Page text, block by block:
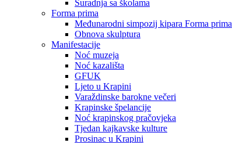
Suradnja sa školama
Forma prima
Međunarodni simpozij kipara Forma prima
Obnova skulptura
Manifestacije
Noć muzeja
Noć kazališta
GFUK
Ljeto u Krapini
Varaždinske barokne večeri
Krapinske špelancije
Noć krapinskog pračovjeka
Tjedan kajkavske kulture
Prosinac u Krapini